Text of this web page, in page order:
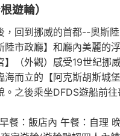
遊輪）
，回到挪威的首都--奧斯
陸市政廳】和廳內美麗的
】（外觀）感受19世紀挪
海而立的【阿克斯胡斯城
。之後乘坐DFDS遊船前
餐：飯店內 午餐：自理